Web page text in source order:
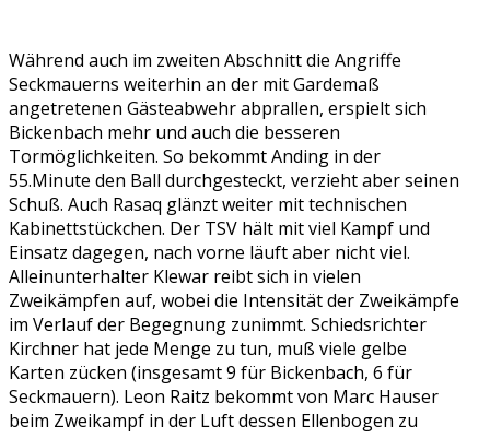
Während auch im zweiten Abschnitt die Angriffe
Seckmauerns weiterhin an der mit Gardemaß
angetretenen Gästeabwehr abprallen, erspielt sich
Bickenbach mehr und auch die besseren
Tormöglichkeiten. So bekommt Anding in der
55.Minute den Ball durchgesteckt, verzieht aber seinen
Schuß. Auch Rasaq glänzt weiter mit technischen
Kabinettstückchen. Der TSV hält mit viel Kampf und
Einsatz dagegen, nach vorne läuft aber nicht viel.
Alleinunterhalter Klewar reibt sich in vielen
Zweikämpfen auf, wobei die Intensität der Zweikämpfe
im Verlauf der Begegnung zunimmt. Schiedsrichter
Kirchner hat jede Menge zu tun, muß viele gelbe
Karten zücken (insgesamt 9 für Bickenbach, 6 für
Seckmauern). Leon Raitz bekommt von Marc Hauser
beim Zweikampf in der Luft dessen Ellenbogen zu